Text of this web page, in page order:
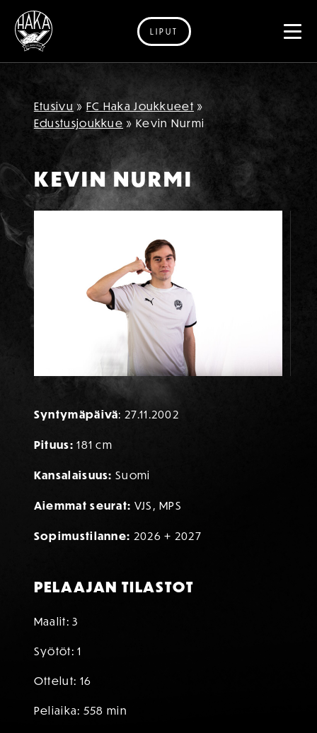
Siirry sisältöön
LIPUT
Etusivu »FC Haka Joukkueet »
Edustusjoukkue » Kevin Nurmi
KEVIN NURMI
TIETOA PELAAJASTA
Syntymäpäivä: 27.11.2002
Pituus: 181 cm
Kansalaisuus: Suomi
Aiemmat seurat: VJS, MPS
Sopimustilanne: 2026 + 2027
PELAAJAN TILASTOT
Maalit: 3
Syötöt: 1
Ottelut: 16
Peliaika: 558 min